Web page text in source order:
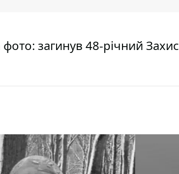
загинув 48-річний